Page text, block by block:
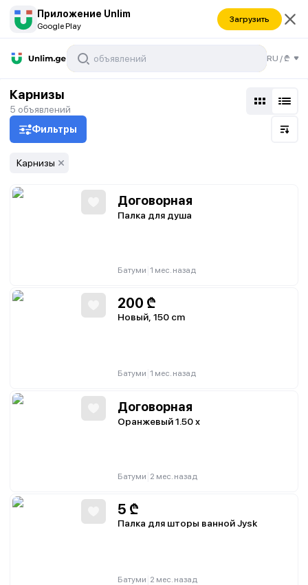
Приложение Unlim
Google Play
Загрузить
RU /₾
Карнизы
5 объявлений
Фильтры
Карнизы
Договорная
Палка для душа
Батуми 1 мес. назад
200 ₾
Новый, 150 cm
Батуми 1 мес. назад
Договорная
Оранжевый 1.50 х
Батуми 2 мес. назад
5 ₾
Палка для шторы ванной Jysk
Батуми 2 мес. назад